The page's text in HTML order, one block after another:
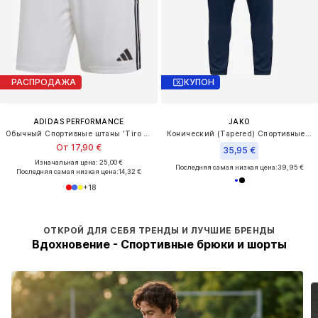
РАСПРОДАЖА
ADIDAS PERFORMANCE
От 17,90 €
Изначальная цена: 25,00 €
Последняя самая низкая цена:14,32 €
+18
ОТКРОЙ ДЛЯ СЕБЯ ТРЕНДЫ И ЛУЧШИЕ БРЕНДЫ
Вдохновение - Спортивные брюки и шорты
КУПОН
JAKO
35,95 €
Последняя самая низкая цена:39,95 €